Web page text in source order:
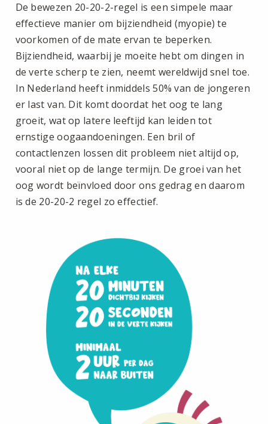
De bewezen 20-20-2-regel is een simpele maar
effectieve manier om bijziendheid (myopie) te
voorkomen of de mate ervan te beperken.
Bijziendheid, waarbij je moeite hebt om dingen in
de verte scherp te zien, neemt wereldwijd snel toe.
In Nederland heeft inmiddels 50% van de jongeren
er last van. Dit komt doordat het oog te lang
groeit, wat op latere leeftijd kan leiden tot
ernstige oogaandoeningen. Een bril of
contactlenzen lossen dit probleem niet altijd op,
vooral niet op de lange termijn. De groei van het
oog wordt beïnvloed door ons gedrag en daarom
is de 20-20-2 regel zo effectief.